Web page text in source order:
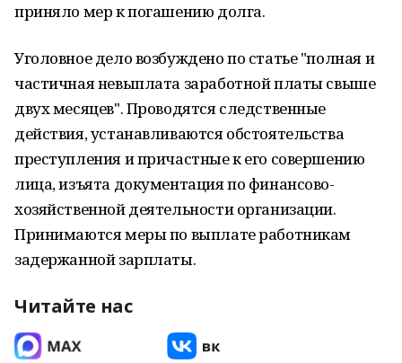
приняло мер к погашению долга.
Уголовное дело возбуждено по статье "полная и
частичная невыплата заработной платы свыше
двух месяцев". Проводятся следственные
действия, устанавливаются обстоятельства
преступления и причастные к его совершению
лица, изъята документация по финансово-
хозяйственной деятельности организации.
Принимаются меры по выплате работникам
задержанной зарплаты.
Читайте нас